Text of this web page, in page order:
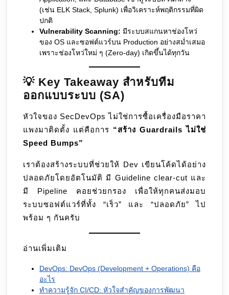
(เช่น ELK Stack, Splunk) เพื่อวิเคราะห์พฤติกรรมที่ผิด
ปกติ
Vulnerability Scanning: มีระบบสแกนหาช่องโหว่
ของ OS และซอฟต์แวร์บน Production อย่างสม่ำเสมอ
เพราะช่องโหว่ใหม่ ๆ (Zero-day) เกิดขึ้นได้ทุกวัน
💡 Key Takeaway สำหรับทีม
ออกแบบระบบ (SA)
หัวใจของ SecDevOps ไม่ใช่การซื้อเครื่องมือราคา
แพงมาติดตั้ง แต่คือการ “สร้าง Guardrails ไม่ใช่
Speed Bumps”
เราต้องสร้างระบบที่ช่วยให้ Dev เขียนโค้ดได้อย่าง
ปลอดภัยโดยอัตโนมัติ มี Guideline clear-cut และ
มี Pipeline คอยช่วยกรอง เพื่อให้ทุกคนส่งมอบ
ระบบซอฟต์แวร์ที่ทั้ง “เร็ว” และ “ปลอดภัย” ไป
พร้อม ๆ กันครับ
อ่านเพิ่มเติม
DevOps: DevOps (Development + Operations) คือ
อะไร
ทำความรู้จัก CI/CD: หัวใจสำคัญของการพัฒนา